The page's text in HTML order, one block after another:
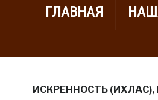
ГЛАВНАЯ
ИСКРЕННОСТЬ (ИХЛАС),